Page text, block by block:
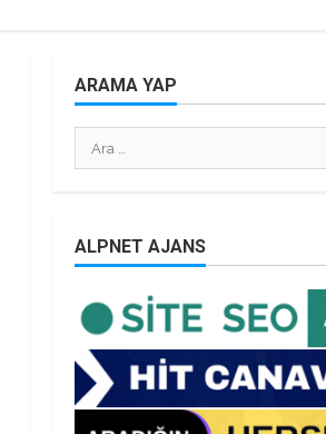
ARAMA YAP
Arama:
ALPNET AJANS